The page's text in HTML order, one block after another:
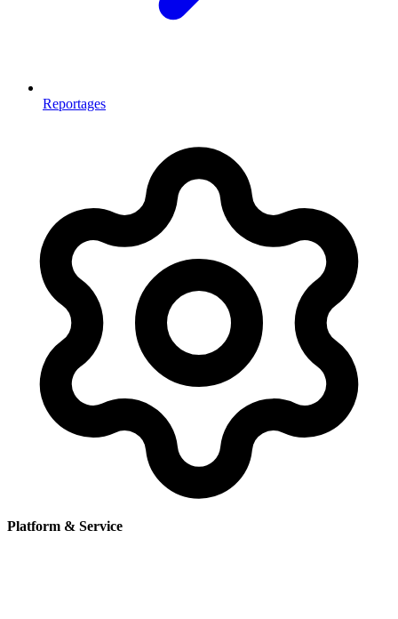
Reportages
Platform & Service